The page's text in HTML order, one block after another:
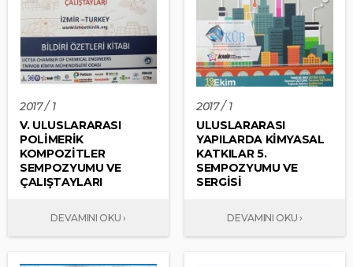
2017 / 1
V. ULUSLARARASI
POLİMERİK
KOMPOZİTLER
SEMPOZYUMU VE
ÇALIŞTAYLARI
2017 / 1
ULUSLARARASI
YAPILARDA KİMYASAL
KATKILAR 5.
SEMPOZYUMU VE
SERGİSİ